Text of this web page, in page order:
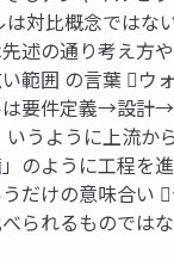
は対比概念ではな
述の通り考え方
範囲 の言葉 ウ
は要件定義→設計
いうように上流か
」のように工程を
だけの意味合い
られるものでは